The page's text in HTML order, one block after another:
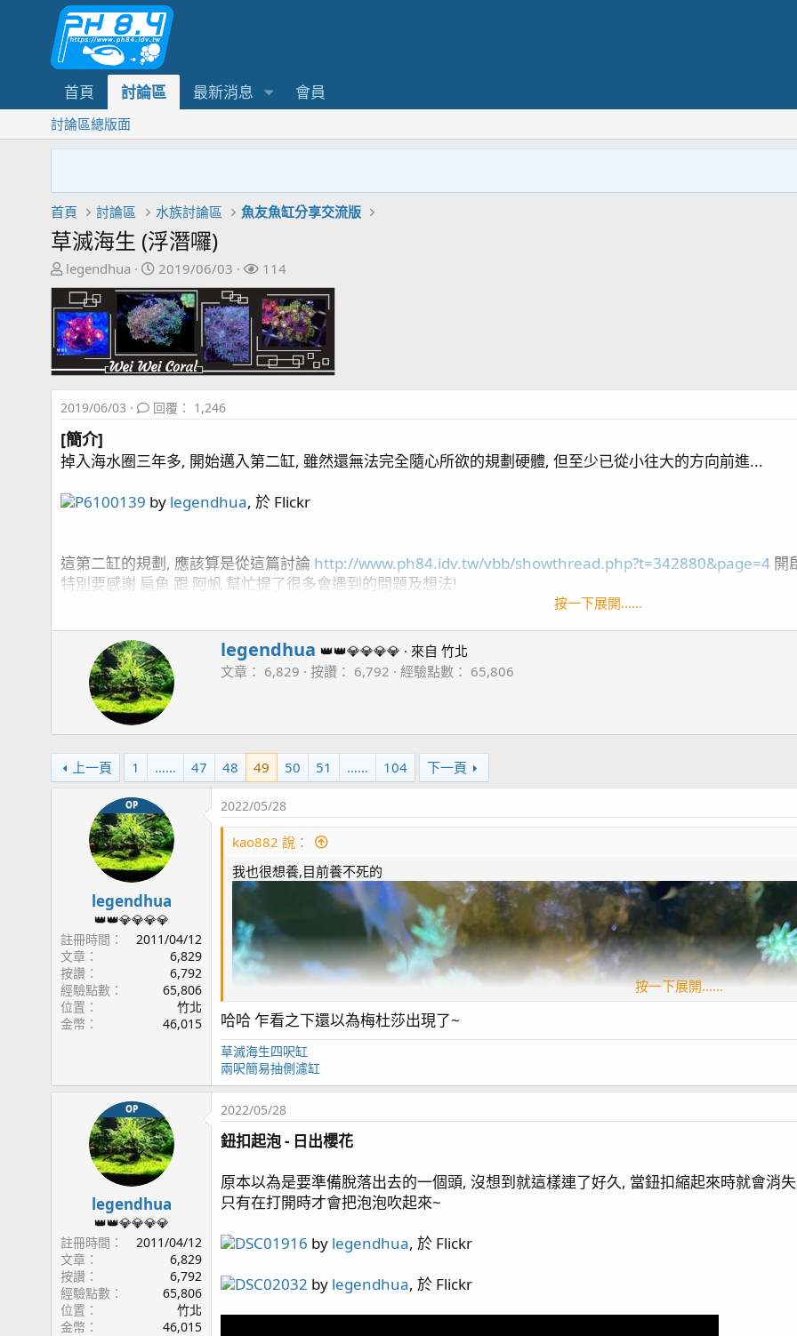
首頁 討論區 最新消息 會員
討論區總版面
首頁 討論區 水族討論區 魚友魚缸分享交流版
草滅海生 (浮潛囉)
主
題
發
起
人
legendhua
開
始
日
期
2019/06/03
關
注
者
114
2019/06/03 回覆： 1,246
[簡介]
掉入海水圈三年多, 開始邁入第二缸, 雖然還無法完全隨心所欲的規劃硬體, 但至少已從小往大的方向前進...
P6100139 by legendhua, 於 Flickr
這第二缸的規劃, 應該算是從這篇討論 http://www.ph84.idv.tw/vbb/showthread.php?t=342880&page=4 開
特別要感謝 扁魚 跟 阿帆 幫忙提了很多會遇到的問題及想法!
[魚缸資訊]:
四呎側濾缸
魚缸尺寸: 120cm * 60cm * 50cm (長*寬*高)
主馬:Kraken DC-6500
蛋白: Red Sea Reefer Skimmer 600
控制: APEX 2016
造浪:APEX WAV*1 ,IceCap 3K (橫流造浪)*1, Nero5*
2, DMP20M*2
Simalai 4頭滴定 *2 , RedSea 4頭滴定 *1
監測:KHGKHA
燈具:AD2 T5*2, AI 52HD*3, HME Block2*1
藻桶: Tunze 3181
沸石桶: HC 外置式超音波沸石桶
反應器: AQUA MEDI multi reactor S (GFO & 活性碳)
溫控: 分離式冷水機
生物系統: AquaForest
停電方案: UPS (APC BE550G) + 打氣機 (Ehiem air pump400)
[文章聯結]
page1 啟動
page4 除水面油墨 - WAV設定
page6 魚蝦資料登入 / 橘點蝦虎(1)
page7 硬骨記錄(1) / 鼻涕戰爭 / 加菜囉!(假綿羊蝦幼蝦)
page8 食藻蟹 / 滿月更新 / 一夜白頭
page9 補水設備 / 停電方案 / 蛋白機設置 / 沸石桶設置
page10 ORP 與 PH / 白砂清潔工 橘點蝦虎(2)
page11 淨身工廠開張!清潔蝦 / 硬骨記錄(2) / 鼻涕戰爭 (Dino) 結束 / 滿兩個月
page12 Olympus TG-6 小試身手 / green Acropora sp.(1) / 紅火蟻 / 滿三個月 / 假綿羊蝦幼蝦
page13 燈架規劃 / 白點
page14 沸石桶 / 滿四個月
page15 晨間餵食 / 滿五個月
page16 滿半年
page17 滿七個月 / 新進弟兄 - 公子小丑(1) / KHG & APEX 結合
page18 新進弟兄 - 公子小丑(2) / 新進弟兄 - 公子小丑 (3) / 滿八個月更新 / KHG 升級 / 燈具更新
按一下展開……
W
r
i
e
n
b
y
legendhua 👑👑💎💎💎💎 · 來自 竹北
文章
6,829 按讚 6,792 經驗點數 65,806
上一頁 1 …… 47 48 49 50 51 …… 104 下一頁
OP
legendhua
👑👑💎💎💎💎
註冊時間
2011/04/12
文章
6,829
按讚
6,792
經驗點數
65,806
位置
竹北
金幣
46,015
2022/05/28
kao882 說：
我也很想養,目前養不死的
按一下展開……
哈哈 乍看之下還以為梅杜莎出現了~
草滅海生四呎缸
兩呎簡易抽側濾缸
OP
legendhua
👑👑💎💎💎💎
註冊時間
2011/04/12
文章
6,829
按讚
6,792
經驗點數
65,806
位置
竹北
金幣
46,015
2022/05/28
鈕扣起泡 - 日出櫻花
原本以為是要準備脫落出去的一個頭, 沒想到就這樣連了好久, 當鈕扣縮起來時就會消
只有在打開時才會把泡泡吹起來~
DSC01916 by legendhua, 於 Flickr
DSC02032 by legendhua, 於 Flickr